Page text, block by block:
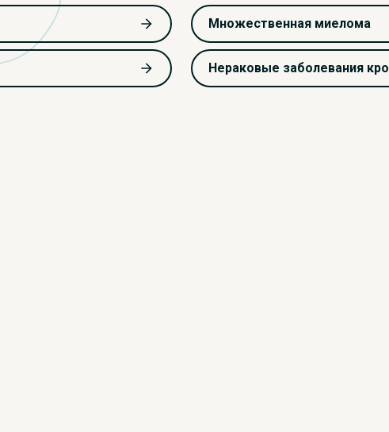
Множественная миелома
Нераковые заболевания